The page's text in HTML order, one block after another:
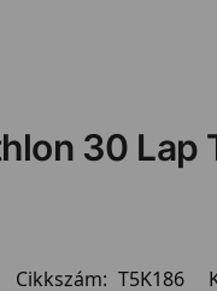
30 Lap
Cikkszám: T5K186